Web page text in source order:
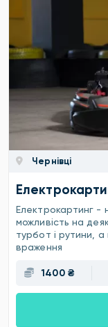
Чернівці
Електрокартинг -
можливість на
турбот і рутини,
враження
1400 ₴